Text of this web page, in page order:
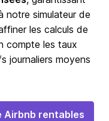
notre simulateur de
les calculs de
compte les taux
journaliers moyens
Airbnb rentables